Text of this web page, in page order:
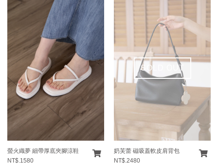
螢火織夢 細帶厚底夾腳涼鞋
NT$.1580
SOLD OUT
奶芙蕾 磁吸蓋軟皮肩背包
NT$.2480